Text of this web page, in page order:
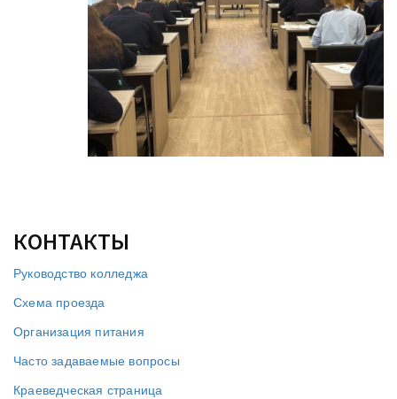
КОНТАКТЫ
Руководство колледжа
Схема проезда
Организация питания
Часто задаваемые вопросы
Краеведческая страница